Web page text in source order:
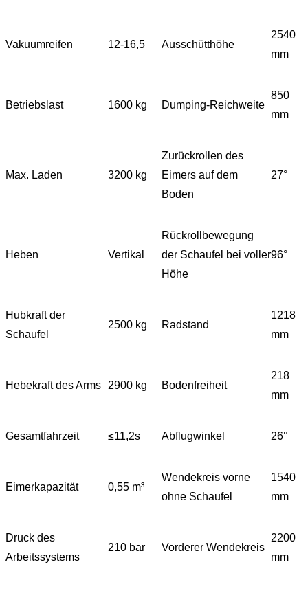
Vakuumreifen 12-16,5 Ausschütthöhe
2540
mm
Betriebslast 1600 kg Dumping-Reichweite
850
mm
Max. Laden 3200 kg
Zurückrollen des
Eimers auf dem
Boden
27°
Heben Vertikal
Rückrollbewegung
der Schaufel bei voller
Höhe
96°
Hubkraft der
Schaufel
2500 kg Radstand
1218
mm
Hebekraft des Arms 2900 kg Bodenfreiheit
218
mm
Gesamtfahrzeit ≤11,2s Abflugwinkel 26°
Eimerkapazität 0,55 m³
Wendekreis vorne
ohne Schaufel
1540
mm
Druck des
Arbeitssystems
210 bar Vorderer Wendekreis
2200
mm